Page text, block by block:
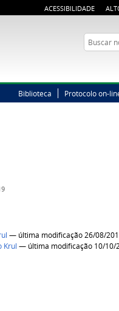
ACESSIBILIDADE
Busca
Biblioteca Protocolo on-
— última modificação 26/08/
Krul — última modificação 10/10/